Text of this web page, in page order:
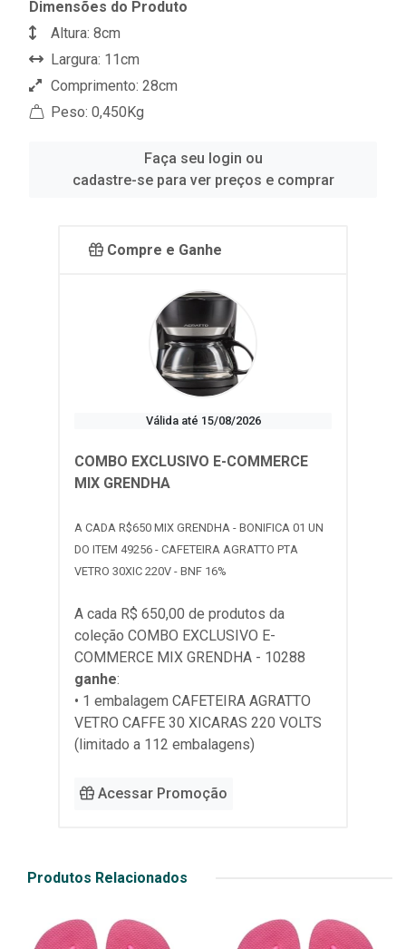
Dimensões do Produto
Altura: 8cm
Largura: 11cm
Comprimento: 28cm
Peso: 0,450Kg
Faça seu login ou
cadastre-se para ver preços e comprar
Compre e Ganhe
Válida até 15/08/2026
COMBO EXCLUSIVO E-COMMERCE
MIX GRENDHA
A CADA R$650 MIX GRENDHA - BONIFICA 01 UN
DO ITEM 49256 - CAFETEIRA AGRATTO PTA
VETRO 30XIC 220V - BNF 16%
A cada R$ 650,00 de produtos da
coleção COMBO EXCLUSIVO E-
COMMERCE MIX GRENDHA - 10288
ganhe:
• 1 embalagem CAFETEIRA AGRATTO
VETRO CAFFE 30 XICARAS 220 VOLTS
(limitado a 112 embalagens)
Acessar Promoção
Produtos Relacionados